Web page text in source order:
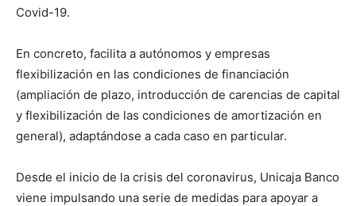
Covid-19.
En concreto, facilita a autónomos y empresas
flexibilización en las condiciones de financiación
(ampliación de plazo, introducción de carencias de capital
y flexibilización de las condiciones de amortización en
general), adaptándose a cada caso en particular.
Desde el inicio de la crisis del coronavirus, Unicaja Banco
viene impulsando una serie de medidas para apoyar a